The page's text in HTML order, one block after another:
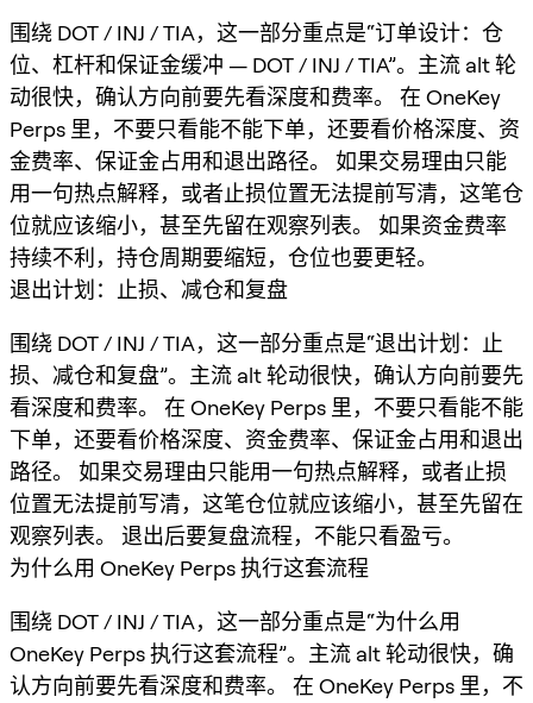
围绕 DOT / INJ / TIA，这一部分重点是“订单设计：仓
位、杠杆和保证金缓冲 — DOT / INJ / TIA”。主流 alt 轮
动很快，确认方向前要先看深度和费率。 在 OneKey
Perps 里，不要只看能不能下单，还要看价格深度、资
金费率、保证金占用和退出路径。 如果交易理由只能
用一句热点解释，或者止损位置无法提前写清，这笔仓
位就应该缩小，甚至先留在观察列表。 如果资金费率
持续不利，持仓周期要缩短，仓位也要更轻。
退出计划：止损、减仓和复盘
围绕 DOT / INJ / TIA，这一部分重点是“退出计划：止
损、减仓和复盘”。主流 alt 轮动很快，确认方向前要先
看深度和费率。 在 OneKey Perps 里，不要只看能不能
下单，还要看价格深度、资金费率、保证金占用和退出
路径。 如果交易理由只能用一句热点解释，或者止损
位置无法提前写清，这笔仓位就应该缩小，甚至先留在
观察列表。 退出后要复盘流程，不能只看盈亏。
为什么用 OneKey Perps 执行这套流程
围绕 DOT / INJ / TIA，这一部分重点是“为什么用
OneKey Perps 执行这套流程”。主流 alt 轮动很快，确
认方向前要先看深度和费率。 在 OneKey Perps 里，不